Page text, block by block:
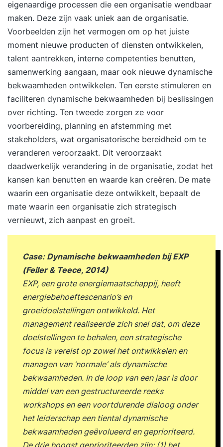
onderbouwde beslissingen nemen over AI-
investeringen en initiatieven. Onderwerpen In de
training kunnen de volgende onderwerpen naar
behoefte van de deelnemers aan bod komen:
Focus dag 1: Het begrijpen van AI en haar
toepassingen Introductie van de training & het
maken van eigen Persoonlijk Ontwikkel Plan
(POP) voor AI Wat is AI en wat is AI niet?
Geschiedenis en ontwikkeling van AI Waarom AI
juist nu zo snel groeit AI als motor achter
innovatie en digitale transformatie Toepassingen
van AI binnen organisaties en overheden
Voorspellen, classificeren, clusteren en
automatiseren Generatieve AI en Large Language
Models zoals ChatGPT Hoe AI waarde creëert
voor organisaties Data, algoritmes en modellen
autonome systemen AI als onderdeel van data-
gedreven organisaties Voorbeelden van
succesvolle AI-toepassingen Praktische
oefeningen & mini-cases Take aways (+
deelnemers gaan naar huis met eigen POP voor
AI) Focus dag 2: Het toepassen, organiseren en
besturen van AI Hoe bouw je een AI-oplossing?
Introductie van CRISP-DM als aanpak voor AI-
projecten Business understanding en
probleemdefinitie Dataverzameling en
datakwaliteit Modelontwikkeling en validatie
Overfitting, underfitting en bias herkennen
Hallucinaties en deepfakes begrijpen Data
governance en datamanagement Cloud,
eigenaardige processen die een organisatie wendbaar
maken. Deze zijn vaak uniek aan de organisatie.
Voorbeelden zijn het vermogen om op het juiste
moment nieuwe producten of diensten ontwikkelen,
talent aantrekken, interne competenties benutten,
samenwerking aangaan, maar ook nieuwe dynamische
bekwaamheden ontwikkelen. Ten eerste stimuleren en
faciliteren dynamische bekwaamheden bij beslissingen
over richting. Ten tweede zorgen ze voor
voorbereiding, planning en afstemming met
stakeholders, wat organisatorische bereidheid om te
veranderen veroorzaakt. Dit veroorzaakt
daadwerkelijk verandering in de organisatie, zodat het
kansen kan benutten en waarde kan creëren. De mate
waarin een organisatie deze ontwikkelt, bepaalt de
mate waarin een organisatie zich strategisch
vernieuwt, zich aanpast en groeit.
Case: Dynamische bekwaamheden bij EXP
(Feiler & Teece, 2014)
EXP, een grote energiemaatschappij, heeft
energiebehoeftescenario’s en
groeidoelstellingen ontwikkeld. Het
management realiseerde zich snel dat, om deze
doelstellingen te behalen, een strategische
focus is vereist op zowel het ontwikkelen en
managen van ‘normale’ als dynamische
bekwaamheden. In de loop van een jaar is door
middel van een gestructureerde reeks
workshops en een voortdurende dialoog onder
het leiderschap een tiental dynamische
bekwaamheden geëvolueerd en geprioriteerd.